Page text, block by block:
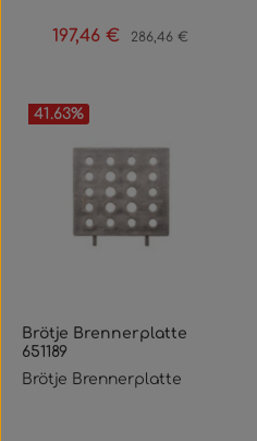
Verkaufspreis:
197,46 € Regulärer Preis:
286,46 €
41.63%
Brötje Brennerplatte
651189
Brötje Brennerplatte